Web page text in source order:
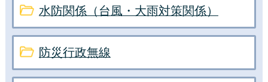
水防関係（台風・大雨対策関係）
防災行政無線